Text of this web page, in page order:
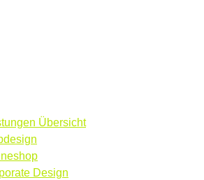
Übersicht
Design